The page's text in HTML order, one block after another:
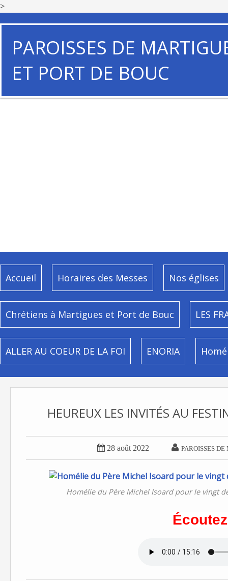
>
PAROISSES DE
ET PORT DE BOUC
Accueil Horaires des Messes Nos églises
Chrétiens à Martigues et Port de Bouc LES
ALLER AU COEUR DE LA FOI ENORIA
HEUREUX LES INVITÉS AU
 28 août 2022  PAROISSES
Homélie du Père Michel Isoard pour le vingt